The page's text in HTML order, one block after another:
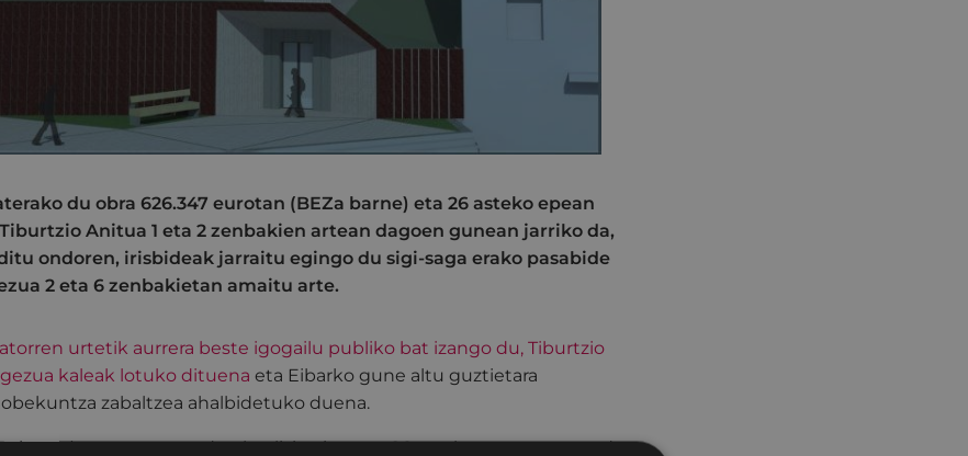
du obra 626.347 eurotan (BEZa barne) eta 26 asteko epean
Anitua 1 eta 2 zenbakien artean dagoen gunean jarriko da,
ondoren, irisbideak jarraitu egingo du sigi-saga erako pasabide
2 eta 6 zenbakietan amaitu arte.
urtetik aurrera beste igogailu publiko bat izango du, Tiburtzio
kaleak lotuko dituena eta Eibarko gune altu guztietara
zabaltzea ahalbidetuko duena.
barne) eurotan atera du obra lizitaziora eta 26 asteko epea egongo da